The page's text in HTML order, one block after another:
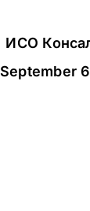
ИСО
September